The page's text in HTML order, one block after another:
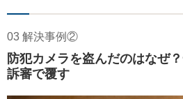
03 解決事例②
防犯カメラを盗んだのはなぜ
訴審で覆す